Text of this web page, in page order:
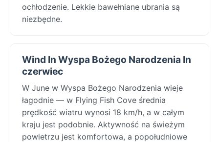
ochłodzenie. Lekkie bawełniane ubrania są
niezbędne.
Wind In Wyspa Bożego Narodzenia In
czerwiec
W June w Wyspa Bożego Narodzenia wieje
łagodnie — w Flying Fish Cove średnia
prędkość wiatru wynosi 18 km/h, a w całym
kraju jest podobnie. Aktywność na świeżym
powietrzu jest komfortowa, a popołudniowe